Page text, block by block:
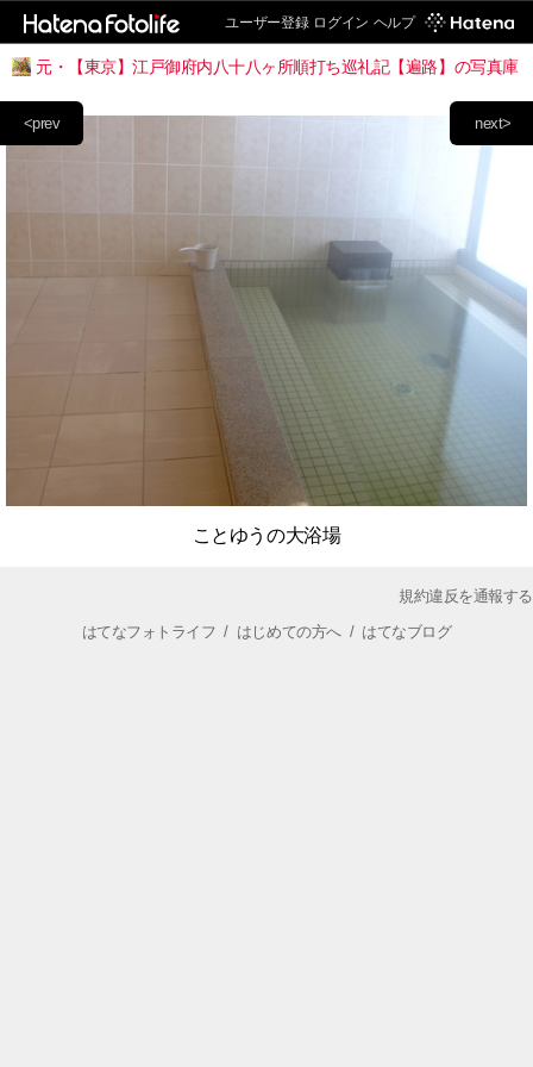
ユーザー登録 ログイン ヘルプ
元・【東京】江戸御府内八十八ヶ所順打ち巡礼記【遍路】の写真庫
next>
<prev
ことゆうの大浴場
規約違反を通報する
はてなフォトライフ / はじめての方へ/ はてなブログ